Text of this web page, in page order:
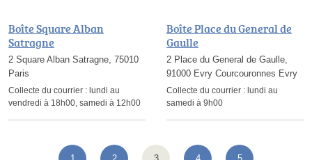
Boîte Square Alban
Satragne
2 Square Alban Satragne, 75010
Paris
Collecte du courrier : lundi au
vendredi à 18h00, samedi à 12h00
Boîte Place du General de
Gaulle
2 Place du General de Gaulle,
91000 Evry Courcouronnes Evry
Collecte du courrier : lundi au
samedi à 9h00